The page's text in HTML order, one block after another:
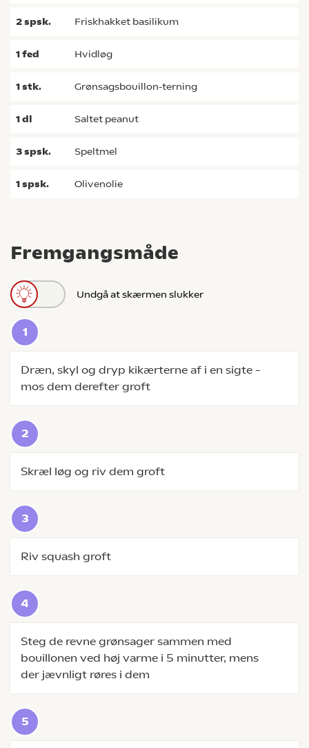
Fremgangsmåde
Undgå at skærmen slukker
Dræn, skyl og dryp kikærterne af i en sigte –
mos dem derefter groft
Skræl løg og riv dem groft
Riv squash groft
Steg de revne grønsager sammen med
bouillonen ved høj varme i 5 minutter, mens
der jævnligt røres i dem
2spsk. friskhakket basilikum
1fed hvidløg
1stk. grønsagsbouillon-terning
1dl saltet peanut
3spsk. speltmel
1spsk. olivenolie